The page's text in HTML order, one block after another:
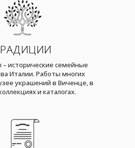
исторические семейные
Италии. Работы многих
украшений в Виченце, в
и каталогах.